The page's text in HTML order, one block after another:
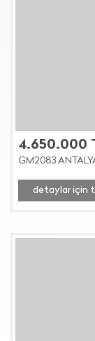
4.650.000
GM2083
detaylar için